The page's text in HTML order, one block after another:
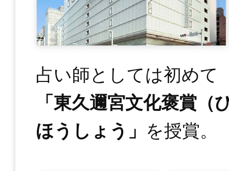
占い師としては初めて
「東久邇宮文化褒賞
ほうしょう」 を授賞。